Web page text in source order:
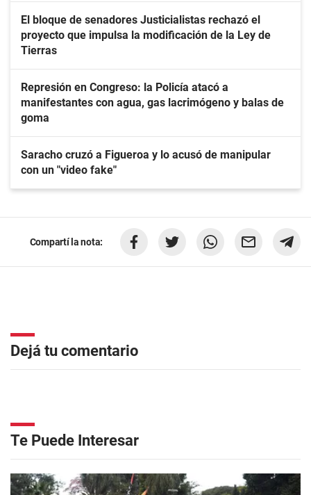
El bloque de senadores Justicialistas rechazó el
proyecto que impulsa la modificación de la Ley de
Tierras
Represión en Congreso: la Policía atacó a
manifestantes con agua, gas lacrimógeno y balas de
goma
Saracho cruzó a Figueroa y lo acusó de manipular
con un "video fake"
Compartí la nota:
Dejá tu comentario
Te Puede Interesar